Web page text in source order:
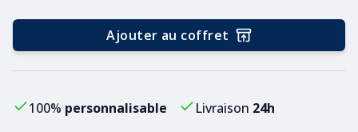
Ajouter au coffret
100% personnalisable Livraison 24h